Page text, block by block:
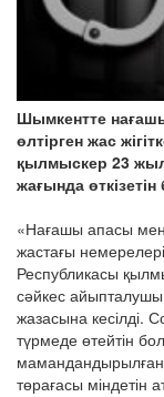
Шымкентте
өлтірген жас
қылмыскер 23 жыл
жағында
«Нағашы апасы мен
жастағы
Республикасы
сәйкес
жазасына кесілді.
түрмеде өтейтін
мамандандырылған
төрағасы міндетін